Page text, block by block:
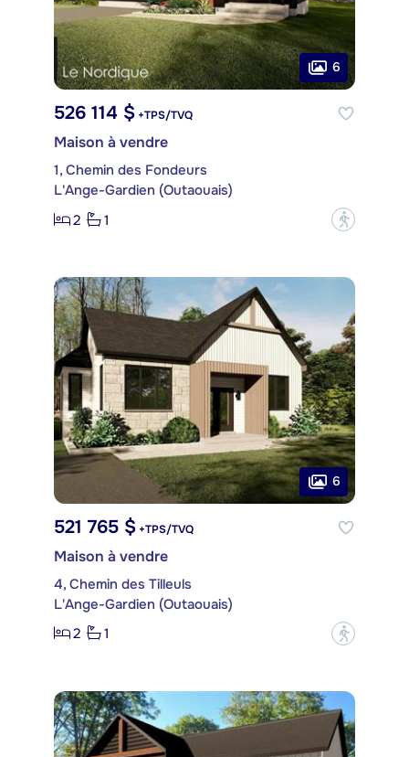
6
526 114 $ +TPS/TVQ
Maison à vendre
1, Chemin des Fondeurs
L'Ange-Gardien (Outaouais)
2
1 ?
6
521 765 $ +TPS/TVQ
Maison à vendre
4, Chemin des Tilleuls
L'Ange-Gardien (Outaouais)
2
1 ?